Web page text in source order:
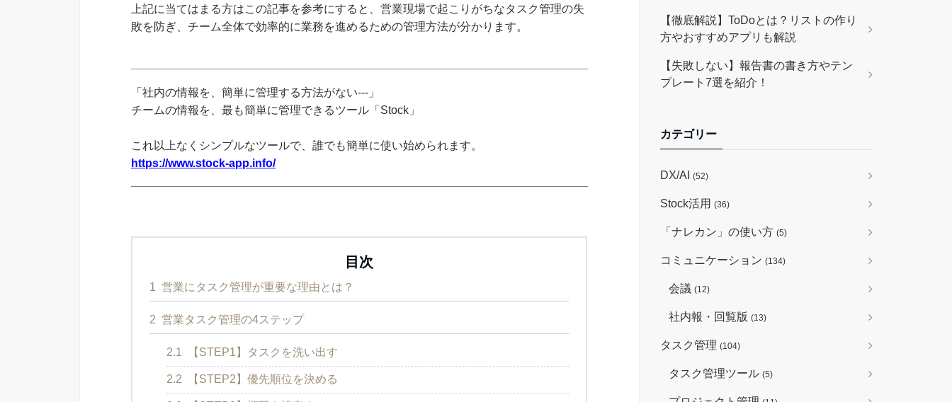
上記に当てはまる方はこの記事を参考にすると、営業現場で起こりがちなタスク管理の失
敗を防ぎ、チーム全体で効率的に業務を進めるための管理方法が分かります。
「社内の情報を、簡単に管理する方法がない---」
チームの情報を、最も簡単に管理できるツール「Stock」
これ以上なくシンプルなツールで、誰でも簡単に使い始められます。
https://www.stock-app.info/
目次
1 営業にタスク管理が重要な理由とは？
2 営業タスク管理の4ステップ
2.1 【STEP1】タスクを洗い出す
2.2 【STEP2】優先順位を決める
【徹底解説】ToDoとは？リストの作り
方やおすすめアプリも解説
【失敗しない】報告書の書き方やテン
プレート7選を紹介！
カテゴリー
DX/AI (52)
Stock活用 (36)
「ナレカン」の使い方 (5)
コミュニケーション (134)
会議 (12)
社内報・回覧版 (13)
タスク管理 (104)
タスク管理ツール (5)